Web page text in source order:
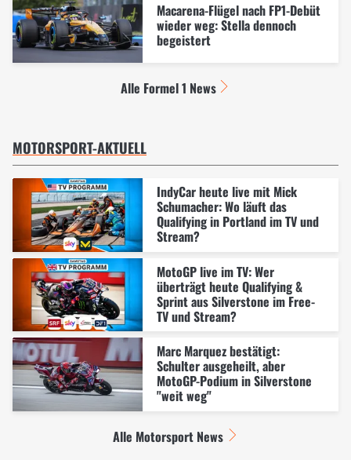
Macarena-Flügel nach FP1-Debüt
wieder weg: Stella dennoch
begeistert
Alle Formel 1 News
MOTORSPORT-AKTUELL
IndyCar heute live mit Mick
Schumacher: Wo läuft das
Qualifying in Portland im TV und
Stream?
MotoGP live im TV: Wer
überträgt heute Qualifying &
Sprint aus Silverstone im Free-
TV und Stream?
Marc Marquez bestätigt:
Schulter ausgeheilt, aber
MotoGP-Podium in Silverstone
"weit weg"
Alle Motorsport News